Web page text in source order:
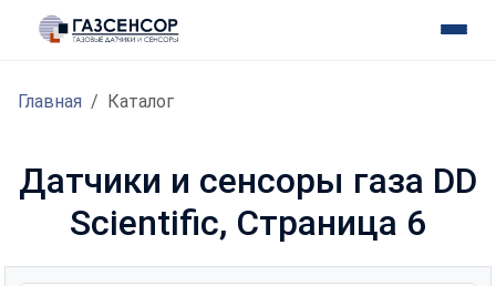
Главная Каталог
Датчики и сенсоры газа DD
Scientific, Страница 6